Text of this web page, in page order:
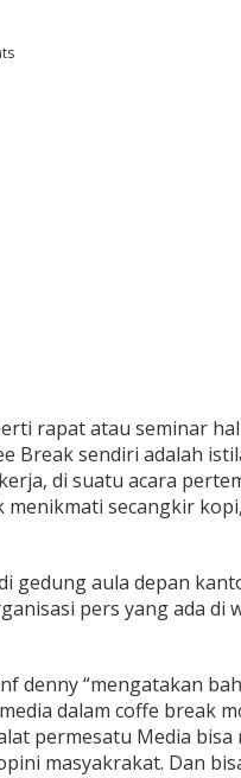
rapat atau seminar
Break sendiri adalah
di suatu acara
secangkir
gedung aula depan
pers yang ada di
denny “mengatakan
dalam coffe break
permesatu Media bisa
masyakrakat. Dan